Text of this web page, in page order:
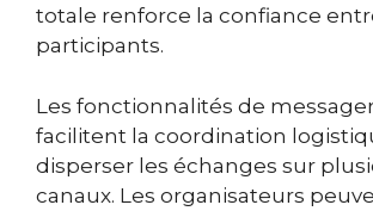
totale renforce la confiance
participants.
Les fonctionnalités de
facilitent la coordination
disperser les échanges sur
canaux. Les organisateurs